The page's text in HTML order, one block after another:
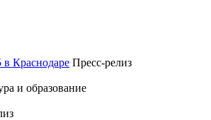
в Краснодаре Пресс-релиз
и образование